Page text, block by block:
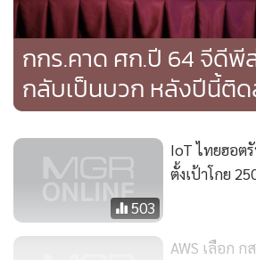
ไปแล้ว"พ.อ.เศรษฐพงค์ กล่าว.
กกร.คาด ศก.ปี 64 จีดี
กลับเป็นบวก หลังปีนี้ติ
503
IoT ไทยฮอต
ตั้งเป้าโกย
AWS เลือก ก